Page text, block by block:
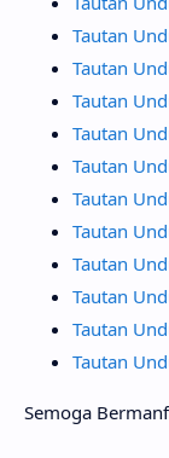
Tautan
Tautan
Tautan
Tautan
Tautan
Tautan
Tautan
Tautan
Tautan
Tautan
Tautan
Semoga